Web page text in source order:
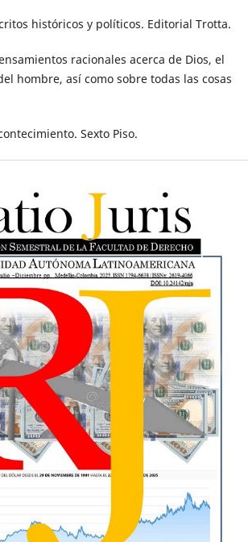
históricos y políticos. Editorial Trotta.
racionales acerca de Dios, el
hombre, así como sobre todas las cosas
Sexto Piso.